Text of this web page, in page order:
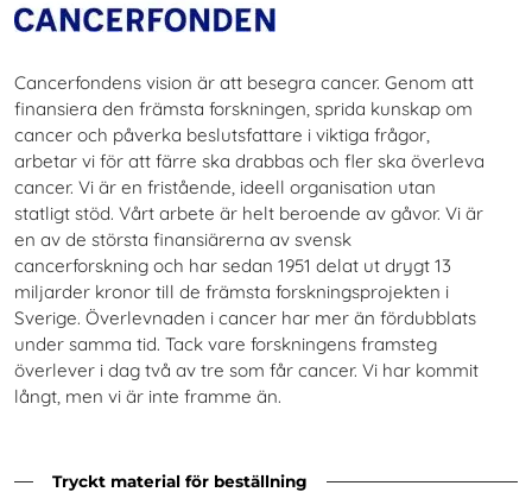
Cancerfondens vision är att besegra cancer. Genom att
finansiera den främsta forskningen, sprida kunskap om
cancer och påverka beslutsfattare i viktiga frågor,
arbetar vi för att färre ska drabbas och fler ska överleva
cancer. Vi är en fristående, ideell organisation utan
statligt stöd. Vårt arbete är helt beroende av gåvor. Vi är
en av de största finansiärerna av svensk
cancerforskning och har sedan 1951 delat ut drygt 13
miljarder kronor till de främsta forskningsprojekten i
Sverige. Överlevnaden i cancer har mer än fördubblats
under samma tid. Tack vare forskningens framsteg
överlever i dag två av tre som får cancer. Vi har kommit
långt, men vi är inte framme än.
Tryckt material för beställning